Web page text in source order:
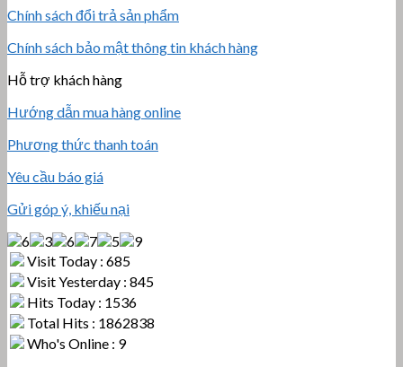
Chính sách đổi trả sản phẩm
Chính sách bảo mật thông tin khách hàng
Hỗ trợ khách hàng
Hướng dẫn mua hàng online
Phương thức thanh toán
Yêu cầu báo giá
Gửi góp ý, khiếu nại
Visit Today : 685
Visit Yesterday : 845
Hits Today : 1536
Total Hits : 1862838
Who's Online : 9